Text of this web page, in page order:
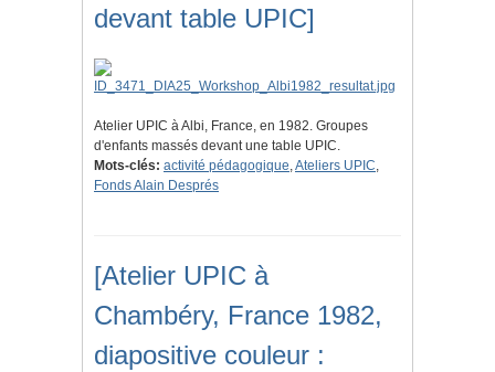
devant table UPIC]
Atelier UPIC à Albi, France, en 1982. Groupes
d'enfants massés devant une table UPIC.
Mots-clés: activité pédagogique,Ateliers UPIC,
Fonds Alain Després
[Atelier UPIC à
Chambéry, France 1982,
diapositive couleur :